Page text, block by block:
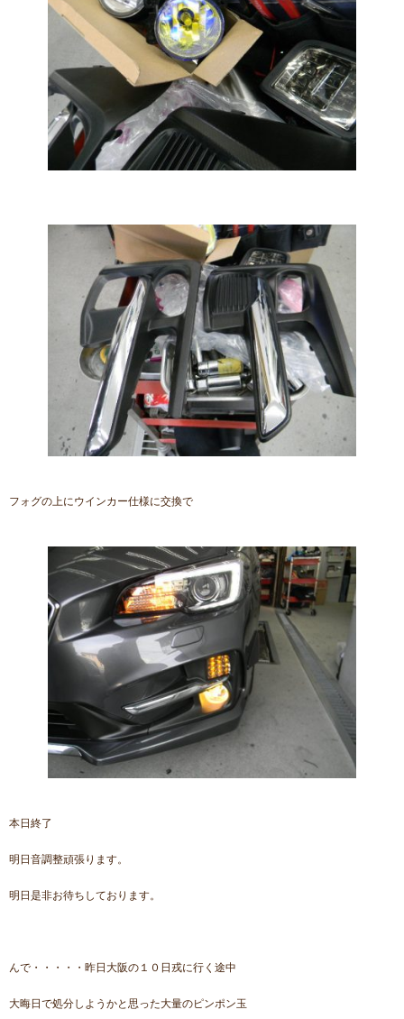
フォグの上にウインカー仕様に交換で
本日終了
明日音調整頑張ります。
明日是非お待ちしております。
んで・・・・・昨日大阪の１０日戎に行く途中
大晦日で処分しようかと思った大量のピンポン玉